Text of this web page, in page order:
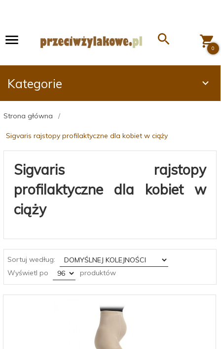
0
Kategorie
Strona główna
Sigvaris rajstopy profilaktyczne dla kobiet w ciąży
Sigvaris rajstopy
profilaktyczne dla kobiet w
ciąży
Sortuj według:
sort
Wyświetl po
pop produktów